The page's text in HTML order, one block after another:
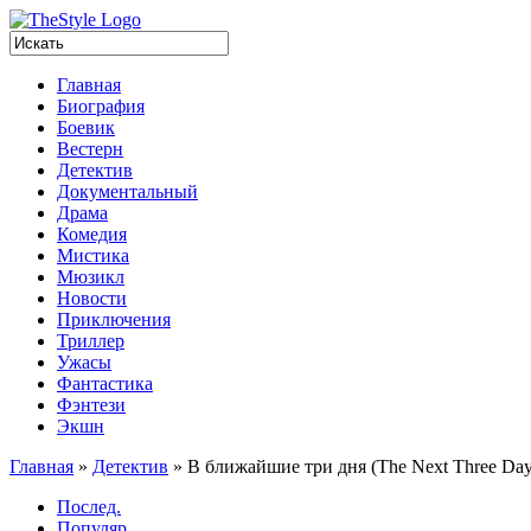
Главная
Биография
Боевик
Вестерн
Детектив
Документальный
Драма
Комедия
Мистика
Мюзикл
Новости
Приключения
Триллер
Ужасы
Фантастика
Фэнтези
Экшн
Главная » Детектив » В ближайшие три дня (The Next Three
Послед.